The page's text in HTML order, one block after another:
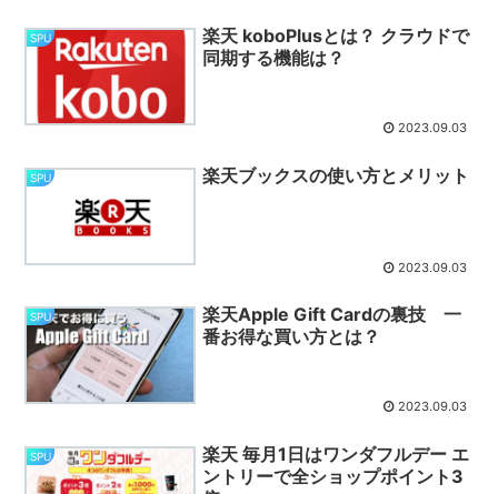
SPU
楽天 koboPlusとは？ クラウドで
同期する機能は？
2023.09.03
SPU 楽天ブックスの使い方とメリット
2023.09.03
SPU
楽天Apple Gift Cardの裏技 一
番お得な買い方とは？
2023.09.03
SPU
楽天 毎月1日はワンダフルデー エ
ントリーで全ショップポイント3